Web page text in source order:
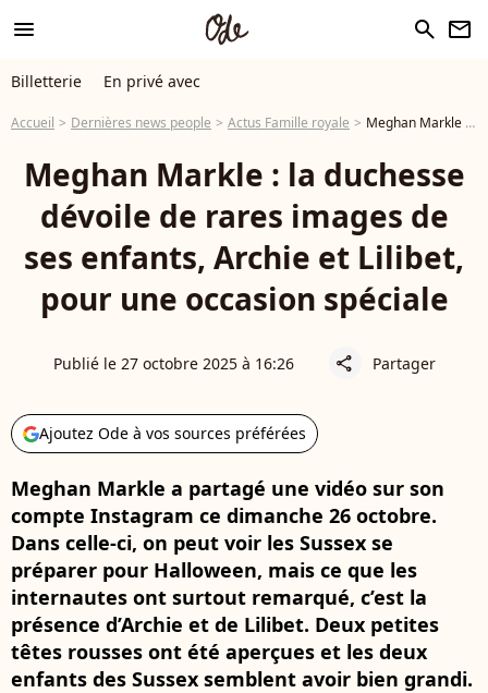
menu search newsletter
Billetterie En privé avec
Accueil Dernières news people Actus Famille royale Meghan Markle : la duchesse dévoile de rares images de ses enfants, Archie et Lilibet, pour une occasion spéciale
Meghan Markle : la duchesse
dévoile de rares images de
ses enfants, Archie et Lilibet,
pour une occasion spéciale
Publié le 27 octobre 2025 à 16:26 share Partager
Ajoutez Ode à vos sources préférées
Meghan Markle a partagé une vidéo sur son
compte Instagram ce dimanche 26 octobre.
Dans celle-ci, on peut voir les Sussex se
préparer pour Halloween, mais ce que les
internautes ont surtout remarqué, c’est la
présence d’Archie et de Lilibet. Deux petites
têtes rousses ont été aperçues et les deux
enfants des Sussex semblent avoir bien grandi.